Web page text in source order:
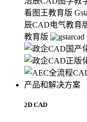
看图王教育版
辰CAD电气教育
教育版
产品和解决方案
2D CAD